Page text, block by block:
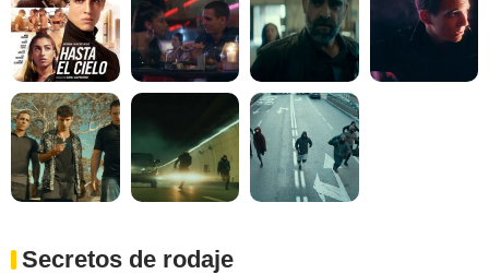
Secretos de rodaje